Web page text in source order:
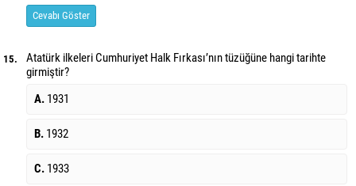
Cevabı Göster
15.
Atatürk ilkeleri Cumhuriyet Halk Fırkası’nın tüzüğüne hangi tarihte
girmiştir?
A. 1931
B. 1932
C. 1933